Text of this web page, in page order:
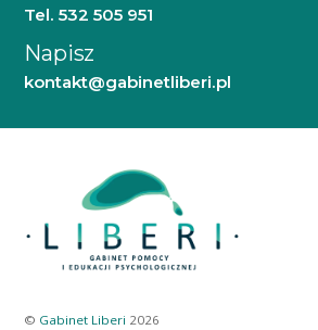
Tel. 532 505 951
Napisz
kontakt@gabinetliberi.pl
© Gabinet Liberi 2026